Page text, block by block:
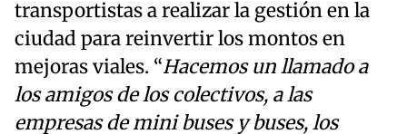
transportistas a realizar la gestión en la
ciudad para reinvertir los montos en
mejoras viales. “Hacemos un llamado a
los amigos de los colectivos, a las
empresas de mini buses y buses, los